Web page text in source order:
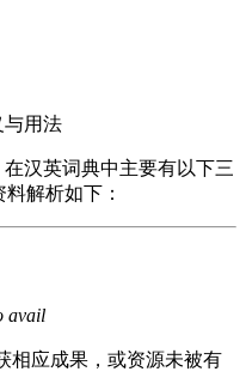
与用法
汉英词典中主要有以下三
解析如下：
avail
相应成果，或资源未被有